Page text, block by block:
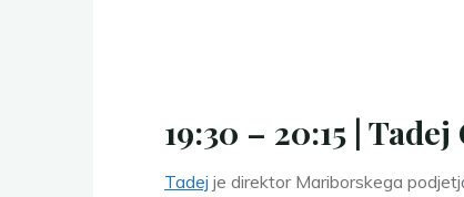
19:30 – 20:15 |
Tadej je direktor Mariborskega